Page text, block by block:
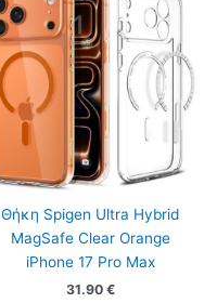
Θήκη Spigen Ultra Hybrid
MagSafe Clear Orange
iPhone 17 Pro Max
31.90 €